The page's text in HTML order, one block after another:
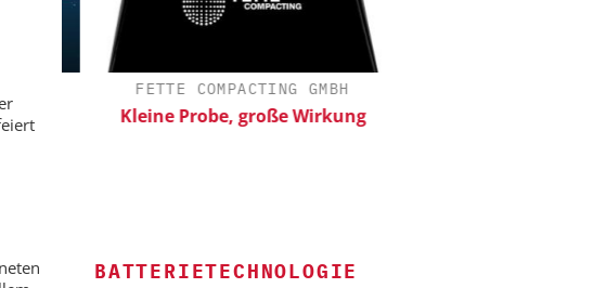
FETTE COMPACTING GMBH
Kleine Probe, große Wirkung
BATTERIETECHNOLOGIE